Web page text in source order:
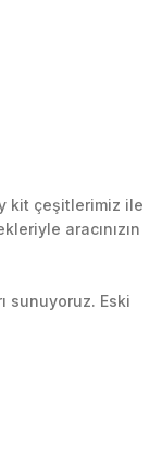
kit çeşitlerimiz ile
aracınızın
sunuyoruz. Eski